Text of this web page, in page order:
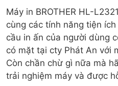
Máy in BROTHER HL-
cùng các tính năng tiện
cầu in ấn của người dùng
có mặt tại cty Phát An với
Còn chần chừ gì nữa mà
trải nghiệm máy và được